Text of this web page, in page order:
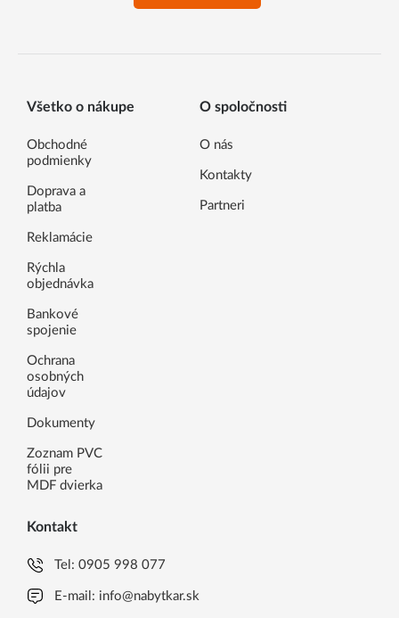
Všetko o nákupe
Obchodné
podmienky
Doprava a
platba
Reklamácie
Rýchla
objednávka
Bankové
spojenie
Ochrana
osobných
údajov
Dokumenty
Zoznam PVC
fólii pre
MDF dvierka
O spoločnosti
O nás
Kontakty
Partneri
Kontakt
Tel:0905 998 077
E-mail: info@nabytkar.sk